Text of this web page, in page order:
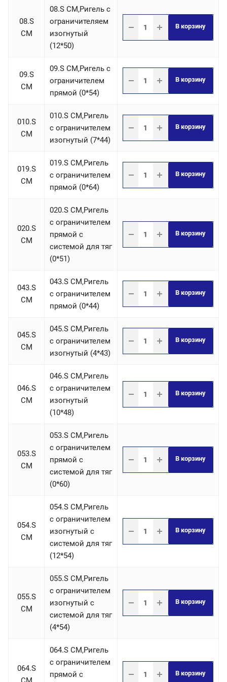
08.S
СM
08.S СM,Ригель c
ограничителяем
изогнутый
(12*50)
В корзину
09.S
СM
09.S СM,Ригель c
ограничителем
прямой (0*54)
В корзину
010.S
СM
010.S СM,Ригель
c ограничителем
изогнутый (7*44)
В корзину
019.S
СM
019.S СM,Ригель
c ограничителем
прямой (0*64)
В корзину
020.S
СM
020.S СM,Ригель
c ограничителем
прямой с
системой для тяг
(0*51)
В корзину
043.S
СM
043.S СM,Ригель
c ограничителем
прямой (0*44)
В корзину
045.S
СM
045.S СM,Ригель
c ограничителем
изогнутый (4*43)
В корзину
046.S
СM
046.S СM,Ригель
c ограничителем
изогнутый
(10*48)
В корзину
053.S
СM
053.S СM,Ригель
c ограничителем
прямой с
системой для тяг
(0*60)
В корзину
054.S
СM
054.S СM,Ригель
c ограничителем
изогнутый с
системой для тяг
(12*54)
В корзину
055.S
СM
055.S СM,Ригель
c ограничителем
изогнутый с
системой для тяг
(4*54)
В корзину
064.S
064.S СM,Ригель
c ограничителем
прямой с
В корзину